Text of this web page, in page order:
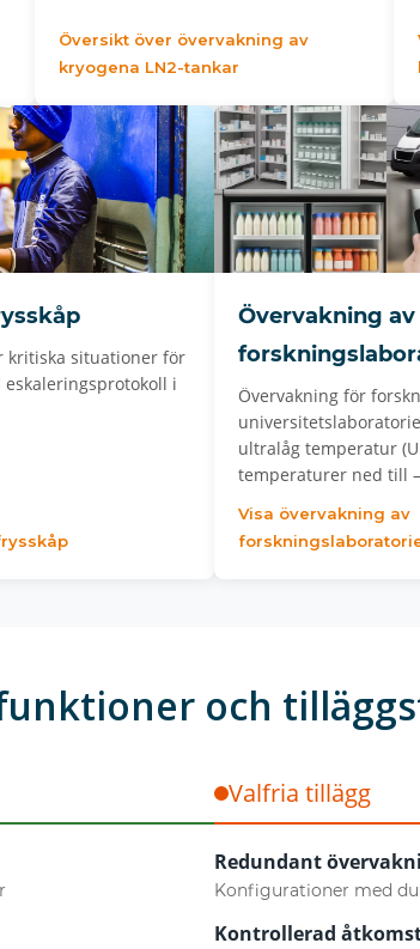
Översikt över övervakning av
kryogena LN2-tankar
kritiska situationer för
eskaleringsprotokoll i
Övervakning av
Övervakning för
ultralåg temperatur
temperaturer ned till
Visa övervakning av
och
Valfria tillägg
Redundant
Konfigurationer med
Kontrollerad